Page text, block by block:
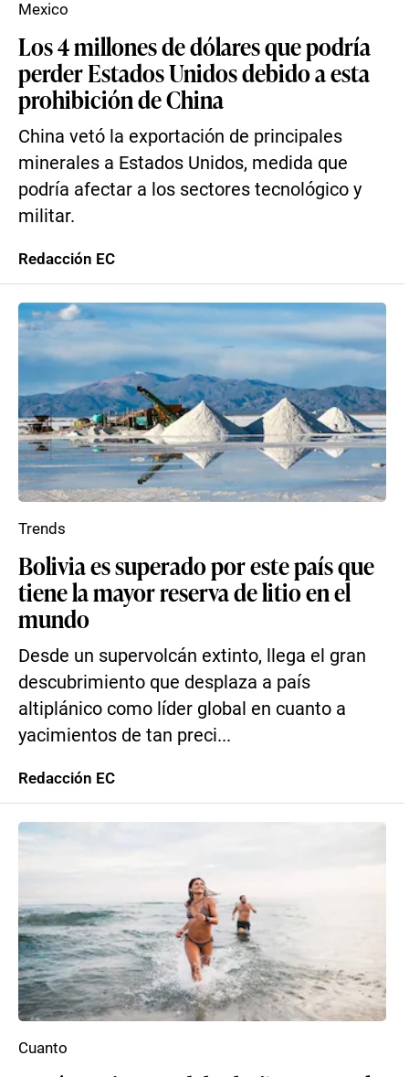
Los 4 millones de dólares que podría
perder Estados Unidos debido a esta
prohibición de China
China vetó la exportación de principales
minerales a Estados Unidos, medida que
podría afectar a los sectores tecnológico y
militar.
Mexico
Redacción EC
Bolivia es superado por este país que
tiene la mayor reserva de litio en el
mundo
Desde un supervolcán extinto, llega el gran
descubrimiento que desplaza a país
altiplánico como líder global en cuanto a
yacimientos de tan preci...
Trends
Redacción EC
Cuanto